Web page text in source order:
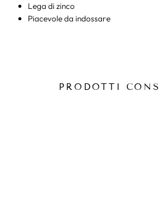
Lega di zinco
Piacevole da indossare
PRODOTTI